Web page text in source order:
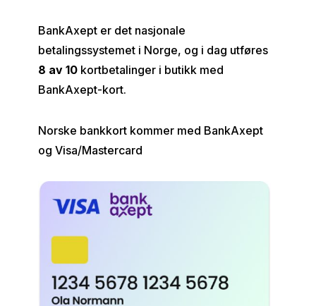
BankAxept er det nasjonale
betalingssystemet i Norge, og i dag utføres
8 av 10 kortbetalinger i butikk med
BankAxept-kort.
Norske bankkort kommer med BankAxept
og Visa/Mastercard